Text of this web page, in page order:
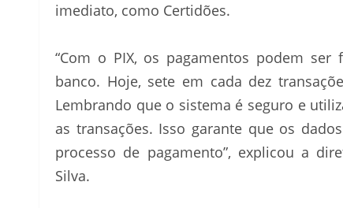
imediato, como Certidões.
“Com o PIX, os pagamentos podem
banco. Hoje, sete em cada dez
Lembrando que o sistema é seguro e
as transações. Isso garante que os
processo de pagamento”, explicou a
Silva.